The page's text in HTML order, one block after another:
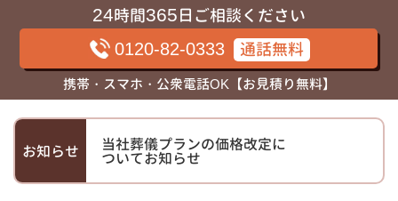
24時間365日ご相談ください
0120-82-0333 通話無料
携帯・スマホ・公衆電話OK【お見積り無料】
お知らせ 当社葬儀プランの価格改定に
ついてお知らせ